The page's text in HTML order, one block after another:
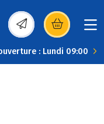
(s’ouvre dans une
: Lundi 09:00